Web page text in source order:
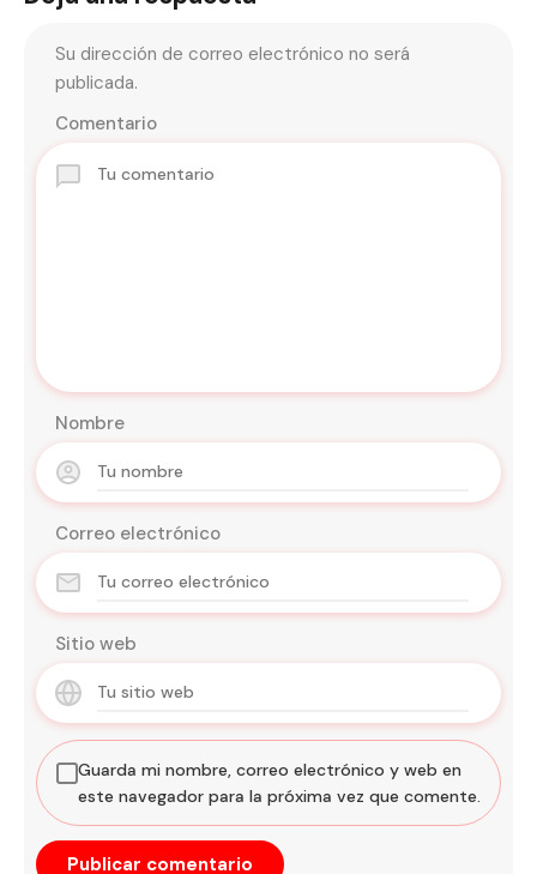
Su dirección de correo electrónico no será
publicada.
Comentario
Nombre
Correo electrónico
Sitio web
Guarda mi nombre, correo electrónico y web en
este navegador para la próxima vez que comente.